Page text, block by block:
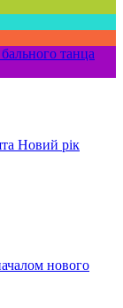
танца
Новий рік
нового